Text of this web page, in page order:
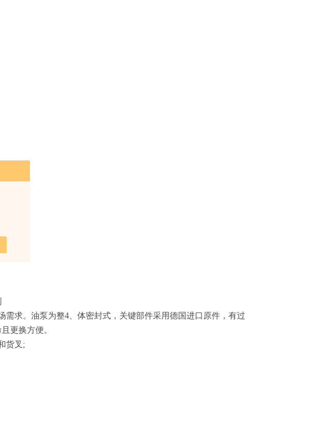
需求。油泵为整4、 体密封式，关键部件采用德国进口原件，有过
更换方便。
货叉 ;